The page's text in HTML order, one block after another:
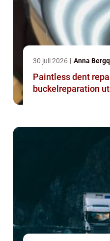
30 juli 2026 Anna
Paintless dent repair
buckelreparation